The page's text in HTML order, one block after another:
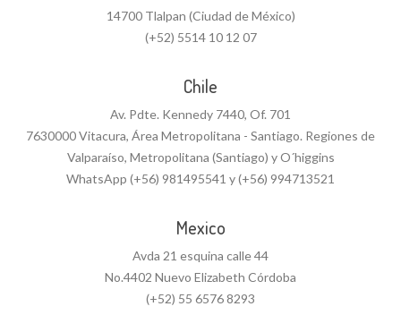
14700 Tlalpan (Ciudad de México)
(+52) 5514 10 12 07
Chile
Av. Pdte. Kennedy 7440, Of. 701
7630000 Vitacura, Área Metropolitana - Santiago. Regiones de
Valparaíso, Metropolitana (Santiago) y O´higgins
WhatsApp (+56) 981495541 y (+56) 994713521
Mexico
Avda 21 esquina calle 44
No.4402 Nuevo Elizabeth Córdoba
(+52) 55 6576 8293